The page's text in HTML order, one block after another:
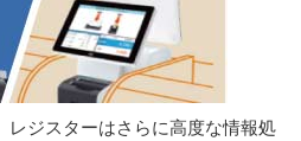
レジスターはさらに高度な情報処